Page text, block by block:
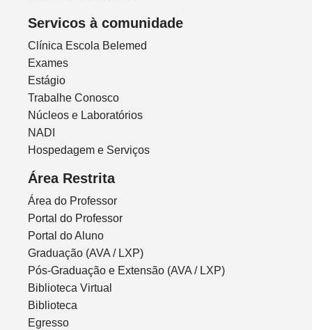
Servicos à comunidade
Clínica Escola Belemed
Exames
Estágio
Trabalhe Conosco
Núcleos e Laboratórios
NADI
Hospedagem e Serviços
Área Restrita
Área do Professor
Portal do Professor
Portal do Aluno
Graduação (AVA / LXP)
Pós-Graduação e Extensão (AVA / LXP)
Biblioteca Virtual
Biblioteca
Egresso